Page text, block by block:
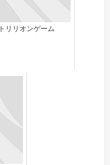
トリリオンゲーム